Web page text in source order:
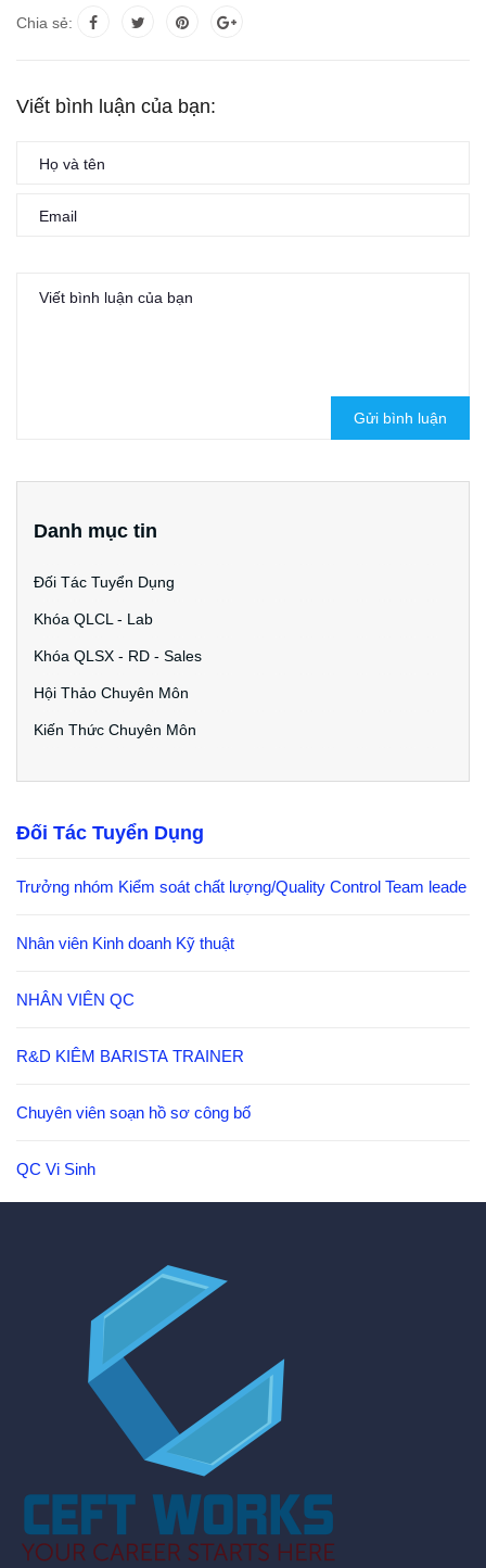
Chia sẻ:
Viết bình luận của bạn:
Gửi bình luận
Danh mục tin
Đối Tác Tuyển Dụng
Khóa QLCL - Lab
Khóa QLSX - RD - Sales
Hội Thảo Chuyên Môn
Kiến Thức Chuyên Môn
Đối Tác Tuyển Dụng
Trưởng nhóm Kiểm soát chất lượng/Quality Control Team leade
Nhân viên Kinh doanh Kỹ thuật
NHÂN VIÊN QC
R&D KIÊM BARISTA TRAINER
Chuyên viên soạn hồ sơ công bố
QC Vi Sinh